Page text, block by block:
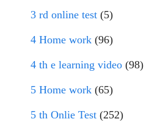
3 rd online test (5)
4 Home work (96)
4 th e learning video (98)
5 Home work (65)
5 th Onlie Test (252)